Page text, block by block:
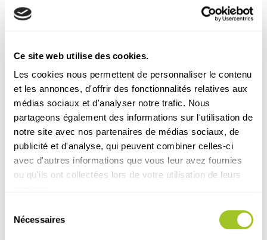
Ce site web utilise des cookies.
Les cookies nous permettent de personnaliser le contenu
et les annonces, d'offrir des fonctionnalités relatives aux
médias sociaux et d'analyser notre trafic. Nous
partageons également des informations sur l'utilisation de
notre site avec nos partenaires de médias sociaux, de
publicité et d'analyse, qui peuvent combiner celles-ci
avec d'autres informations que vous leur avez fournies
ou qu'ils ont collectées lors de votre utilisation de leurs
Nécessaires